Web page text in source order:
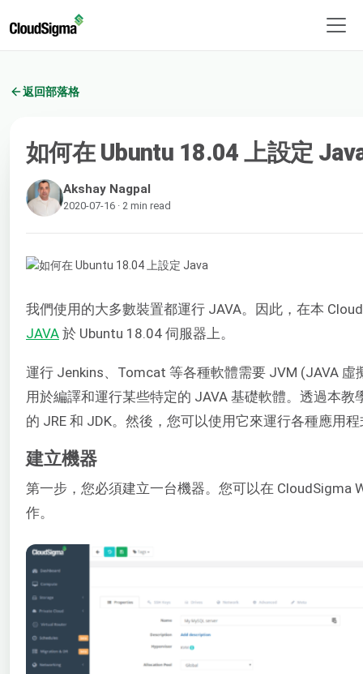
返回部落格
如何在 Ubuntu 18.04 上設定
Akshay Nagpal
2020-07-16 · 2 min read
我們使用的大多數裝置都運行 JAVA。因此，在本
JAVA 於 Ubuntu 18.04 伺服器上。
運行 Jenkins、Tomcat 等各種軟體需要 JVM (JAVA 虛
用於編譯和運行某些特定的 JAVA 基礎軟體。透過本
的 JRE 和 JDK。然後，您可以使用它來運行各種應用
建立機器
第一步，您必須建立一台機器。您可以在 CloudSigma
作。